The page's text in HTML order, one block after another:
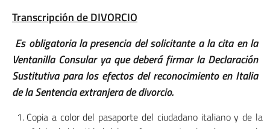
Transcripción de DIVORCIO
Es obligatoria la presencia del solicitante a la cita en la
Ventanilla Consular ya que deberá firmar la Declaración
Sustitutiva para los efectos del reconocimiento en Italia
de la Sentencia extranjera de divorcio.
Copia a color del pasaporte del ciudadano italiano y de la